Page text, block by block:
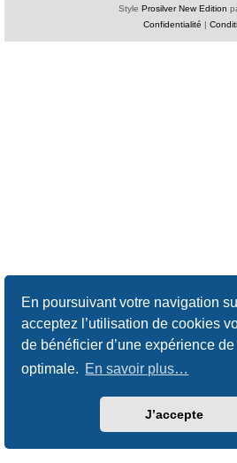
En poursuivant votre navigation
acceptez l’utilisation de cookies
de bénéficier d’une expérience
optimale. En savoir plus…
J’accepte
Style Prosilver New Edition
Confidentialité |